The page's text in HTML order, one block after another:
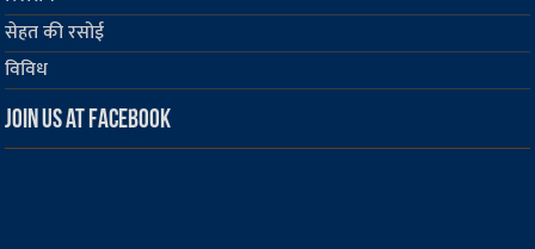
सेहत की रसोई
विविध
Join us at Facebook